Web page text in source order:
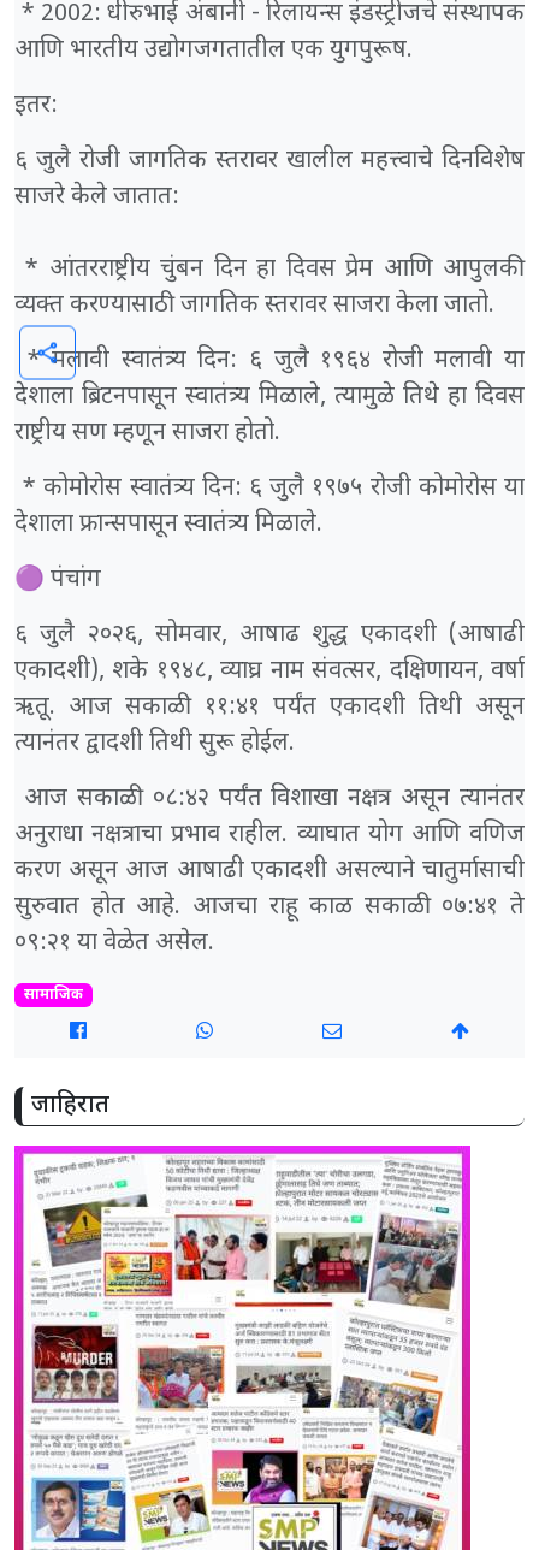
* 2002: धीरुभाई अंबानी - रिलायन्स इंडस्ट्रीजचे संस्थापक
आणि भारतीय उद्योगजगतातील एक युगपुरूष.
इतर:
६ जुलै रोजी जागतिक स्तरावर खालील महत्त्वाचे दिनविशेष
साजरे केले जातात:
* आंतरराष्ट्रीय चुंबन दिन हा दिवस प्रेम आणि आपुलकी
व्यक्त करण्यासाठी जागतिक स्तरावर साजरा केला जातो.
* मलावी स्वातंत्र्य दिन: ६ जुलै १९६४ रोजी मलावी या
देशाला ब्रिटनपासून स्वातंत्र्य मिळाले, त्यामुळे तिथे हा दिवस
राष्ट्रीय सण म्हणून साजरा होतो.
* कोमोरोस स्वातंत्र्य दिन: ६ जुलै १९७५ रोजी कोमोरोस या
देशाला फ्रान्सपासून स्वातंत्र्य मिळाले.
🟣 पंचांग
६ जुलै २०२६, सोमवार, आषाढ शुद्ध एकादशी (आषाढी
एकादशी), शके १९४८, व्याघ्र नाम संवत्सर, दक्षिणायन, वर्षा
ऋतू. आज सकाळी ११:४१ पर्यंत एकादशी तिथी असून
त्यानंतर द्वादशी तिथी सुरू होईल.
आज सकाळी ०८:४२ पर्यंत विशाखा नक्षत्र असून त्यानंतर
अनुराधा नक्षत्राचा प्रभाव राहील. व्याघात योग आणि वणिज
करण असून आज आषाढी एकादशी असल्याने चातुर्मासाची
सुरुवात होत आहे. आजचा राहू काळ सकाळी ०७:४१ ते
०९:२१ या वेळेत असेल.
सामाजिक
जाहिरात
share